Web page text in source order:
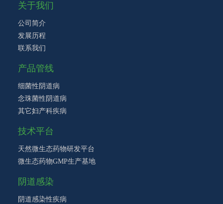
关于我们
公司简介
发展历程
联系我们
产品管线
细菌性阴道病
念珠菌性阴道病
其它妇产科疾病
技术平台
天然微生态药物研发平台
微生态药物GMP生产基地
阴道感染
阴道感染性疾病